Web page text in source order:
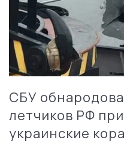
СБУ
летчиков РФ
украинские